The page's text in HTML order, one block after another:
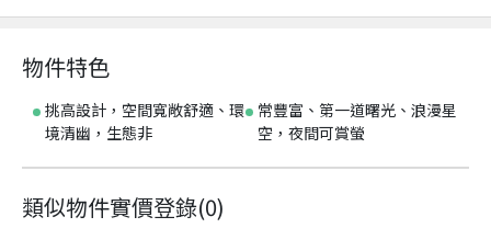
物件特色
挑高設計，空間寬敞舒適、環
境清幽，生態非
常豐富、第一道曙光、浪漫星
空，夜間可賞螢
類似物件實價登錄(0)